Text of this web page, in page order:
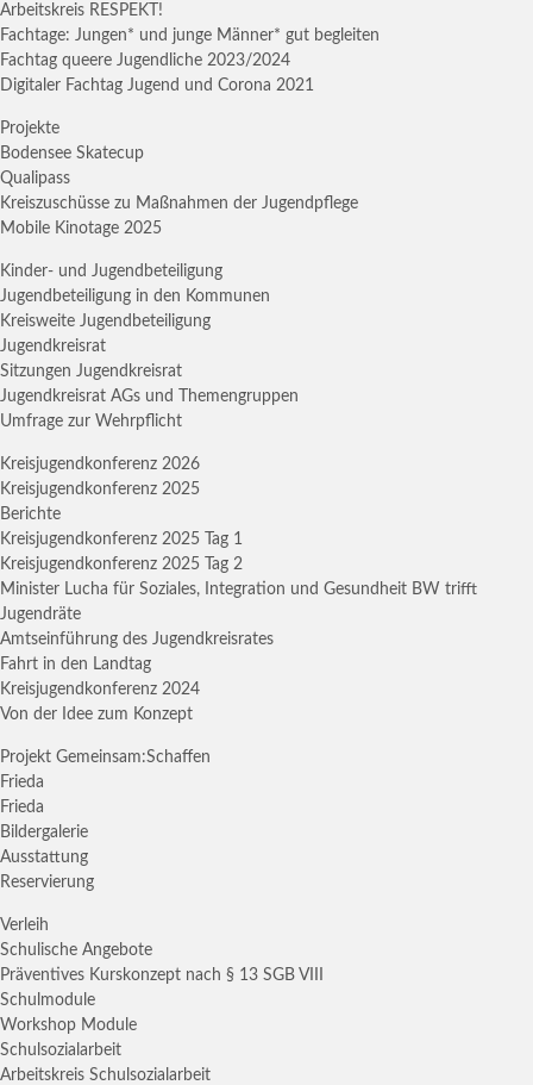
Arbeitskreis RESPEKT!
Fachtage: Jungen* und junge Männer* gut begleiten
Fachtag queere Jugendliche 2023/2024
Digitaler Fachtag Jugend und Corona 2021
Projekte
Bodensee Skatecup
Qualipass
Kreiszuschüsse zu Maßnahmen der Jugendpflege
Mobile Kinotage 2025
Kinder- und Jugendbeteiligung
Jugendbeteiligung in den Kommunen
Kreisweite Jugendbeteiligung
Jugendkreisrat
Sitzungen Jugendkreisrat
Jugendkreisrat AGs und Themengruppen
Umfrage zur Wehrpflicht
Kreisjugendkonferenz 2026
Kreisjugendkonferenz 2025
Berichte
Kreisjugendkonferenz 2025 Tag 1
Kreisjugendkonferenz 2025 Tag 2
Minister Lucha für Soziales, Integration und Gesundheit BW trifft
Jugendräte
Amtseinführung des Jugendkreisrates
Fahrt in den Landtag
Kreisjugendkonferenz 2024
Von der Idee zum Konzept
Projekt Gemeinsam:Schaffen
Frieda
Frieda
Bildergalerie
Ausstattung
Reservierung
Verleih
Schulische Angebote
Präventives Kurskonzept nach § 13 SGB VIII
Schulmodule
Workshop Module
Schulsozialarbeit
Arbeitskreis Schulsozialarbeit